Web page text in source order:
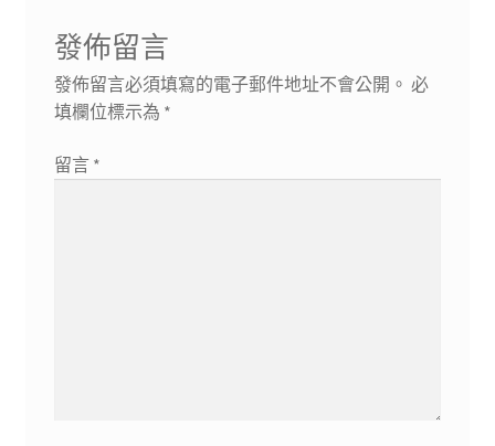
發佈留言
發佈留言必須填寫的電子郵件地址不會公開。 必
填欄位標示為 *
留言 *